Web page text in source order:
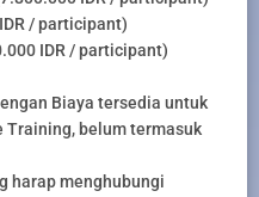
/ participant)
IDR / participant)
Biaya tersedia untuk
Training, belum termasuk
harap menghubungi